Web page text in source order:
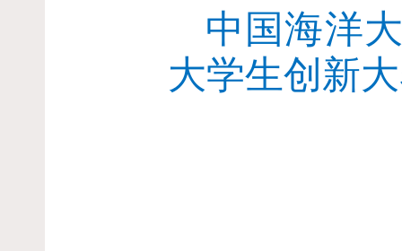
中国海洋
大学生创新